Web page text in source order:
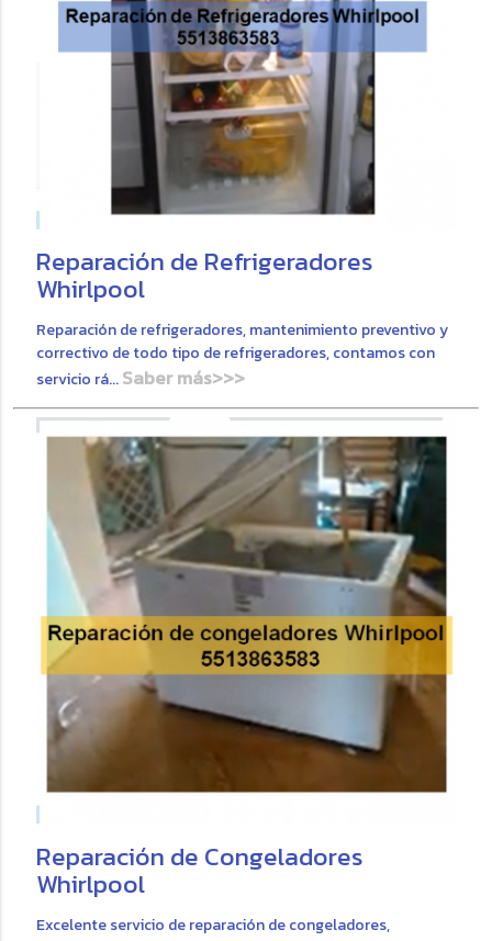
Reparación de Refrigeradores
Whirlpool
Reparación de refrigeradores, mantenimiento preventivo y
correctivo de todo tipo de refrigeradores, contamos con
servicio rá...Saber más>>>
Reparación de Congeladores
Whirlpool
Excelente servicio de reparación de congeladores,